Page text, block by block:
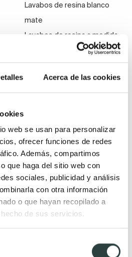
Acerca de las cookies
web se usan para personalizar
ofrecer funciones de redes
Además, compartimos
que haga del sitio web con
sociales, publicidad y análisis
con otra información
o que hayan recopilado a
de sus servicios.
Lavabos de resina blanco
mate
Lavabos de resina a medida
Lavabos Solid Surface
Lavabos Solid Surface a
medida
Lavabos metálicos
Lavabos de terrazo
Lavabos de piedra natural
Lavabos modernos de piedra
Lavabo de piedra rectangular
Lavabos de piedra rústicos